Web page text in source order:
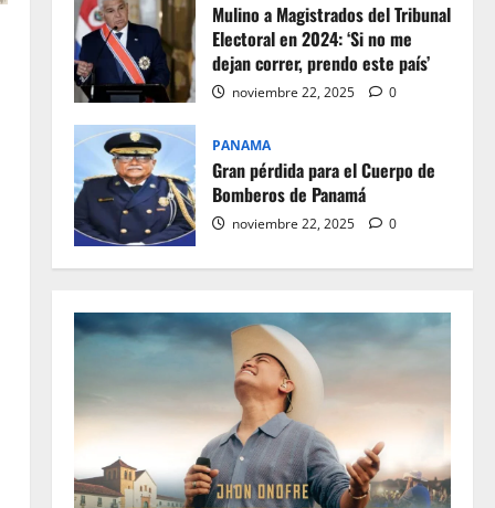
Mulino a Magistrados del Tribunal
Electoral en 2024: ‘Si no me
dejan correr, prendo este país’
noviembre 22, 2025 0
PANAMA
Gran pérdida para el Cuerpo de
Bomberos de Panamá
noviembre 22, 2025 0